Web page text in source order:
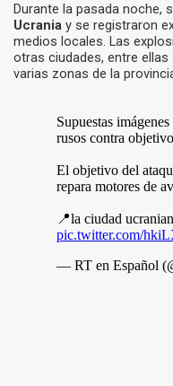
Durante la pasada noche,
Ucrania y se registraron
medios locales. Las
otras ciudades, entre ellas
varias zonas de la